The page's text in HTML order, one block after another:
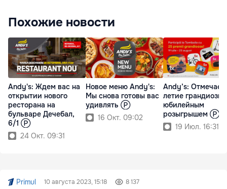
Похожие новости
Andy's: Ждем вас на
открытии нового
ресторана на
бульваре Дечебал,
6/1 Ⓟ
24 Окт. 09:31
Новое меню Andy's:
Мы снова готовы вас
удивлять Ⓟ
16 Окт. 09:02
Andy’s:
летие
юбилейным
розыгрышем Ⓟ
19 Июл. 16:31
Primul 10 августа 2023, 15:18 8 137